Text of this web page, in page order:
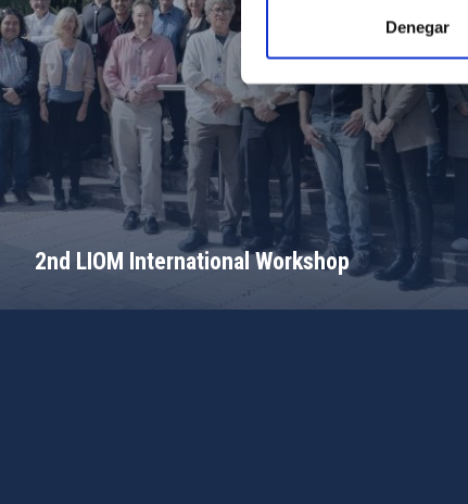
Denegar
2nd LIOM International Workshop